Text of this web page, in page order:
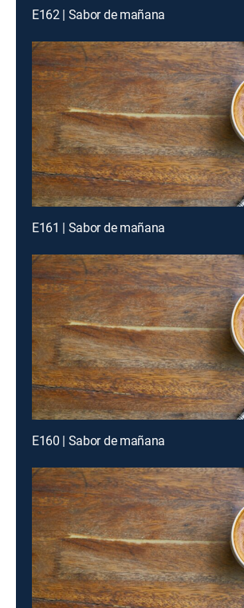
E162 | Sabor de mañana
E161 | Sabor de mañana
E160 | Sabor de mañana